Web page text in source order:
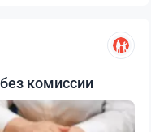
комиссии